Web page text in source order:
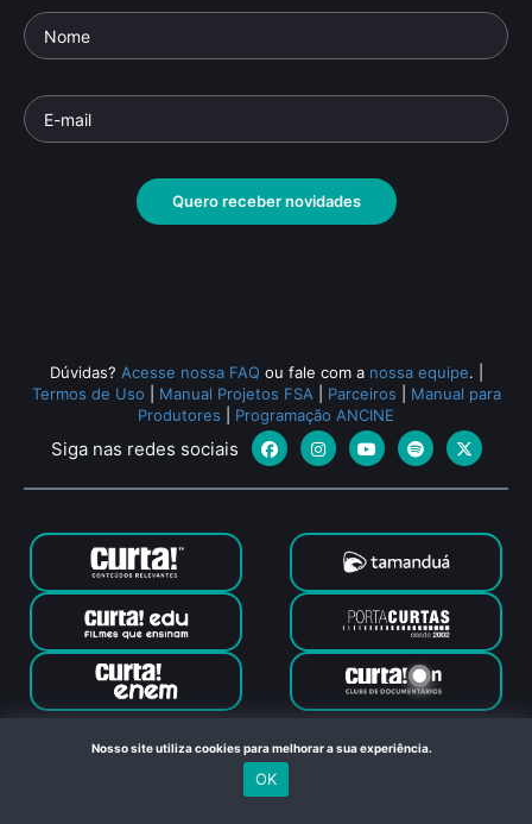
Quero receber novidades
Dúvidas? Acesse nossa FAQ ou fale com a nossa equipe.
Termos de Uso
Manual Projetos FSA Parceiros
Manual para
Produtores
Programação ANCINE
Siga nas redes sociais
Canal Curta © 2024. Todos os direitos reservados. Feito com
no Rio de Janeiro
Nosso site utiliza cookies para melhorar a sua experiência.
OK